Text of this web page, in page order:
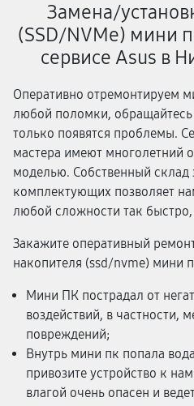
Замена/
(SSD/NVMe) мини
сервисе Asus в
Оперативно отремонтируем
любой поломки, обращайтесь
только появятся проблемы.
мастера имеют многолетний
моделью. Собственный склад
комплектующих позволяет
любой сложности так
Закажите оперативный
накопителя (ssd/nvme) мини
Мини ПК пострадал от
воздействий, в частности,
повреждений;
Внутрь мини пк попала
привозите устройство к
влагой очень опасен и